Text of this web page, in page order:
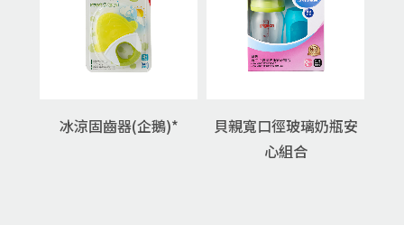
冰涼固齒器(企鵝)*
貝親寬口徑玻璃奶瓶安
心組合